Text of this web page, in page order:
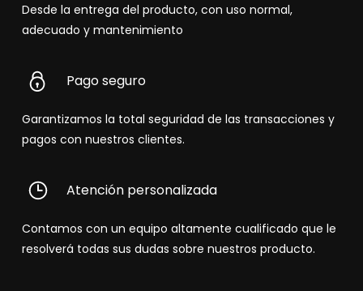
Desde la entrega del producto, con uso normal,
adecuado y mantenimiento
Pago seguro
Garantizamos la total seguridad de las transacciones y
pagos con nuestros clientes.
Atención personalizada
Contamos con un equipo altamente cualificado que le
resolverá todas sus dudas sobre nuestros producto.